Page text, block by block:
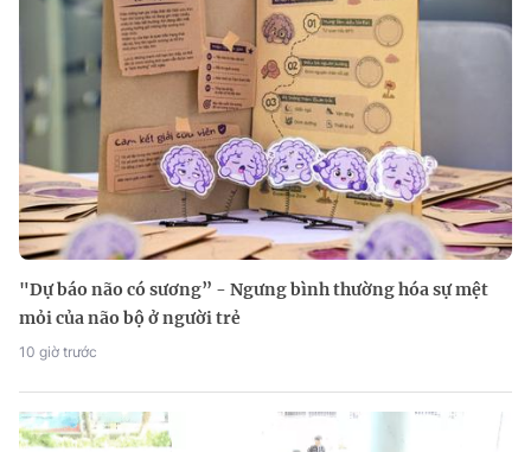
"Dự báo não có sương” - Ngưng bình thường hóa sự mệt
mỏi của não bộ ở người trẻ
10 giờ trước